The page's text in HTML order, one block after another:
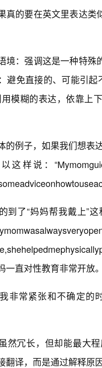
真的要在英文里表达
境：强调这是一种特
避免直接的、可能引起
模糊的表达，依靠上
的例子，如果我们想表
这样说：
到了“妈妈帮我戴上”
一直对性教育非常开放
非常紧张和不确定的
然冗长，但却能最大
翻译，而是通过解释原